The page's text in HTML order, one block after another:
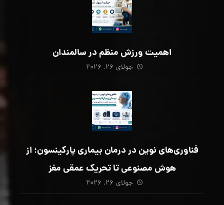
اهمیت ورزش منظم در سالمندان
جولای ۲۶, ۲۰۲۶
فناوری‌های نوین در درمان بیماری پارکینسون؛ از
هوش مصنوعی تا تحریک عمقی مغز
جولای ۲۶, ۲۰۲۶